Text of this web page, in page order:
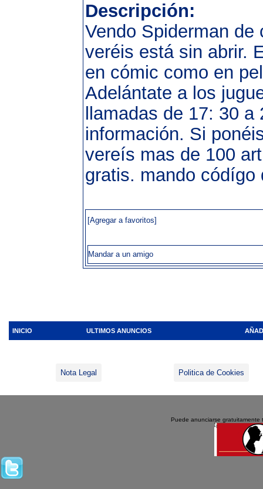
Descripción:
Vendo Spiderman
veréis está sin abrir.
en cómic como en
Adelántate a los
llamadas de 17: 30
información. Si
vereís mas de 100
gratis. mando códígo
[Agregar a favoritos]
Mandar a un amigo
INICIO ULTIMOS ANUNCIOS
Nota Legal Politica de Cookies
Puede anunciarse